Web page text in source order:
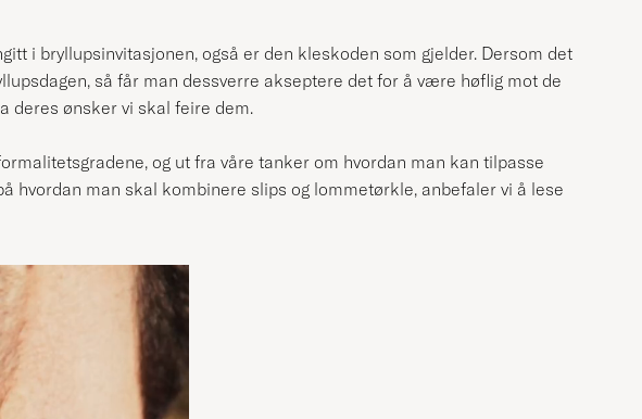
i bryllupsinvitasjonen, også er den kleskoden som gjelder. Dersom det
så får man dessverre akseptere det for å være høflig mot de
deres ønsker vi skal feire dem.
og ut fra våre tanker om hvordan man kan tilpasse
hvordan man skal kombinere slips og lommetørkle, anbefaler vi å lese